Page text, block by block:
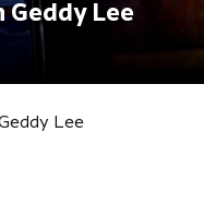
Geddy Lee
Lee